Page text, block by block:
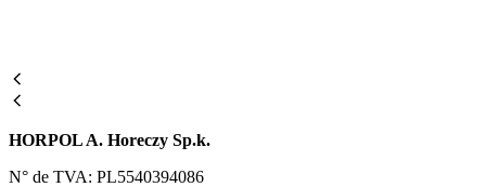
HORPOL A. Horeczy Sp.k.
N° de TVA: PL5540394086